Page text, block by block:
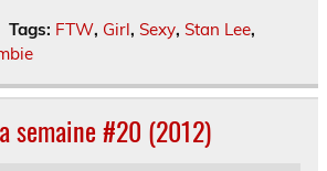
Tags: FTW, Girl, Sexy, Stan Lee,
semaine #20 (2012)